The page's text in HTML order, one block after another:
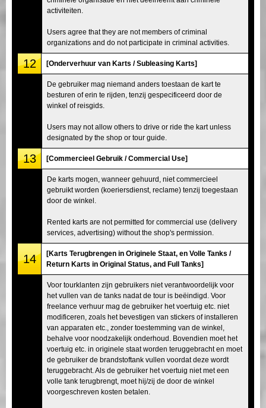
activiteiten.
Users agree that they are not members of criminal
organizations and do not participate in criminal activities.
12 [Onderverhuur van Karts / Subleasing Karts]
De gebruiker mag niemand anders toestaan de kart te
besturen of erin te rijden, tenzij gespecificeerd door de
winkel of reisgids.
Users may not allow others to drive or ride the kart unless
designated by the shop or tour guide.
13 [Commercieel Gebruik / Commercial Use]
De karts mogen, wanneer gehuurd, niet commercieel
gebruikt worden (koeriersdienst, reclame) tenzij toegestaan
door de winkel.
Rented karts are not permitted for commercial use (delivery
services, advertising) without the shop's permission.
14
[Karts Terugbrengen in Originele Staat, en Volle Tanks /
Return Karts in Original Status, and Full Tanks]
Voor tourklanten zijn gebruikers niet verantwoordelijk voor
het vullen van de tanks nadat de tour is beëindigd. Voor
freelance verhuur mag de gebruiker het voertuig etc. niet
modificeren, zoals het bevestigen van stickers of installeren
van apparaten etc., zonder toestemming van de winkel,
behalve voor noodzakelijk onderhoud. Bovendien moet het
voertuig etc. in originele staat worden teruggebracht en moet
de gebruiker de brandstoftank vullen voordat deze wordt
teruggebracht. Als de gebruiker het voertuig niet met een
volle tank terugbrengt, moet hij/zij de door de winkel
voorgeschreven kosten betalen.